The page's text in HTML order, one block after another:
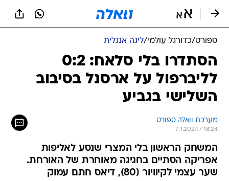
ספורט/כדורגל עולמי/ליגה אנגלית
הסתדרו בלי סלאח: 0:2
לליברפול על ארסנל בסיבוב
השלישי בגביע
מערכת וואלה ספורט
7.1.2024 / 18:24
המשחק הראשון בלי המצרי שנסע לאליפות
אפריקה הסתיים בחגיגה מאוחרת של האורחת.
שער עצמי לקיוויור (80), דיאס חתם עמוק